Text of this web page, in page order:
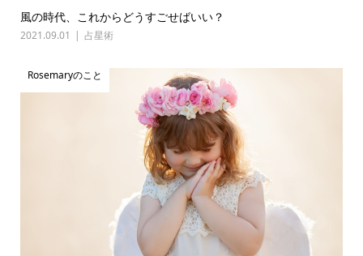
風の時代、これからどうすごせばいい？
2021.09.01 占星術
Rosemaryのこと